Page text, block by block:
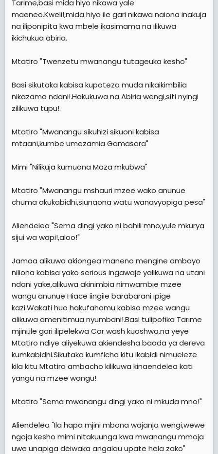
Tarime,basi mida hiyo nikawa yale
maeneo.Kweli!,mida hiyo ile gari nikawa naiona inakuja
na iliponipita kwa mbele ikasimama na ilikuwa
ikichukua abiria.
Mtatiro "Twenzetu mwanangu tutageuka kesho"
Basi sikutaka kabisa kupoteza muda nikaikimbilia
nikazama ndani!.Hakukuwa na Abiria wengi,siti nyingi
zilikuwa tupu!.
Mtatiro "Mwanangu sikuhizi sikuoni kabisa
mtaani,kumbe umezamia Gamasara"
Mimi "Nilikuja kumuona Maza mkubwa"
Mtatiro "Mwanangu mshauri mzee wako anunue
chuma akukabidhi,siunaona watu wanavyopiga pesa"
Aliendelea "Sema dingi yako ni bahili mno,yule mkurya
sijui wa wapi!,aloo!"
Jamaa alikuwa akiongea maneno mengine ambayo
niliona kabisa yako serious ingawaje yalikuwa na utani
ndani yake,alikuwa akinimbia nimwambie mzee
wangu anunue Hiace iingiie barabarani ipige
kazi.Wakati huo hakufahamu kabisa mzee wangu
alikuwa amenitimua nyumbani!.Basi tulipofika Tarime
mjini,ile gari ilipelekwa Car wash kuoshwa,na yeye
Mtatiro ndiye aliyekuwa akiendesha baada ya dereva
kumkabidhi.Sikutaka kumficha kitu ikabidi nimueleze
kila kitu Mtatiro ambacho kilikuwa kinaendelea kati
yangu na mzee wangu!.
Mtatiro "Sema mwanangu dingi yako ni mkuda mno!"
Aliendelea "Ila hapa mjini mbona wajanja wengi,wewe
ngoja kesho mimi nitakuunga kwa mwanangu mmoja
uwe unapiga deiwaka angalau upate hela zako"